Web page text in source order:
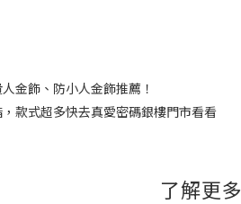
金飾、防小人金飾推薦！
款式超多快去真愛密碼銀樓門市看看
了解更多